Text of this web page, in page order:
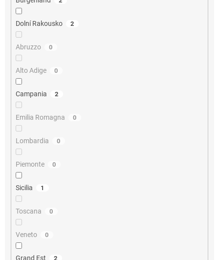
Dolní Rakousko 2
Abruzzo 0
Alto Adige 0
Campania 2
Emilia Romagna 0
Lombardia 0
Piemonte 0
Sicilia 1
Toscana 0
Veneto 0
Grand Est 2